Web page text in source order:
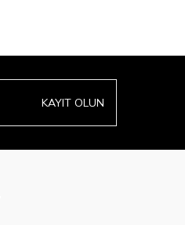
KAYIT OLUN